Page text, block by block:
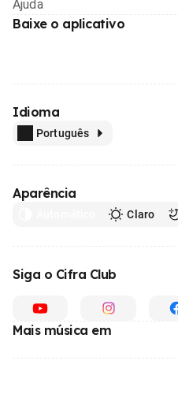
Ajuda
Baixe o aplicativo
Idioma
Português
Aparência
Claro
Siga o Cifra Club
Mais música em